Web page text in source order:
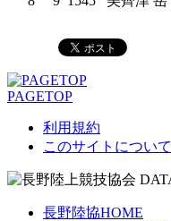
PAGETOP
利用規約
このサイトについて
長野陸協HOME